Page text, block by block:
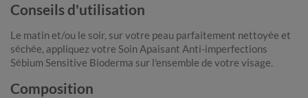
Conseils d'utilisation
Le matin et/ou le soir, sur votre peau parfaitement nettoyée et
séchée, appliquez votre Soin Apaisant Anti-imperfections
Sébium Sensitive Bioderma sur l'ensemble de votre visage.
Composition